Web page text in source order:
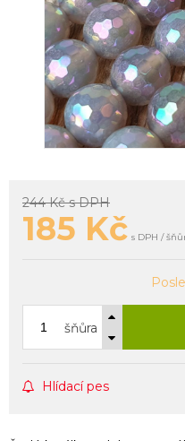
244 Kčs DPH
185 Kč s DPH /
šňůra
Hlídací pes